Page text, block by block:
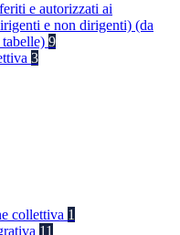
e autorizzati ai
e non dirigenti) (da
9
3
collettiva 1
11